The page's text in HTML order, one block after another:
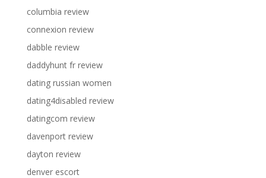
columbia review
connexion review
dabble review
daddyhunt fr review
dating russian women
dating4disabled review
datingcom review
davenport review
dayton review
denver escort